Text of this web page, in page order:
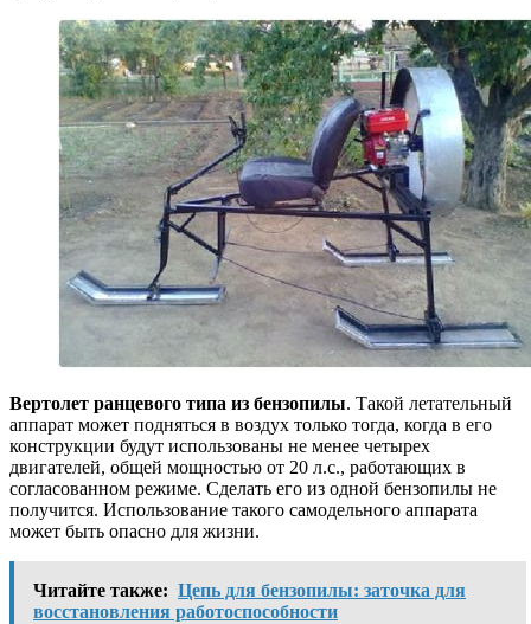
Вертолет ранцевого типа из бензопилы. Такой летательный
аппарат может подняться в воздух только тогда, когда в его
конструкции будут использованы не менее четырех
двигателей, общей мощностью от 20 л.с., работающих в
согласованном режиме. Сделать его из одной бензопилы не
получится. Использование такого самодельного аппарата
может быть опасно для жизни.
Читайте также: Цепь для бензопилы: заточка для
восстановления работоспособности